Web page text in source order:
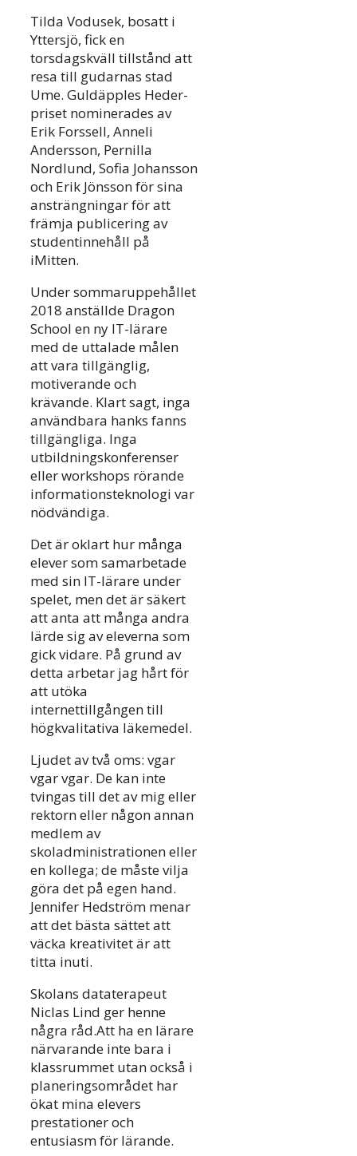
Tilda Vodusek, bosatt i
Yttersjö, fick en
torsdagskväll tillstånd att
resa till gudarnas stad
Ume. Guldäpples Heder-
priset nominerades av
Erik Forssell, Anneli
Andersson, Pernilla
Nordlund, Sofia Johansson
och Erik Jönsson för sina
ansträngningar för att
främja publicering av
studentinnehåll på
iMitten.
Under sommaruppehållet
2018 anställde Dragon
School en ny IT-lärare
med de uttalade målen
att vara tillgänglig,
motiverande och
krävande. Klart sagt, inga
användbara hanks fanns
tillgängliga. Inga
utbildningskonferenser
eller workshops rörande
informationsteknologi var
nödvändiga.
Det är oklart hur många
elever som samarbetade
med sin IT-lärare under
spelet, men det är säkert
att anta att många andra
lärde sig av eleverna som
gick vidare. På grund av
detta arbetar jag hårt för
att utöka
internettillgången till
högkvalitativa läkemedel.
Ljudet av två oms: vgar
vgar vgar. De kan inte
tvingas till det av mig eller
rektorn eller någon annan
medlem av
skoladministrationen eller
en kollega; de måste vilja
göra det på egen hand.
Jennifer Hedström menar
att det bästa sättet att
väcka kreativitet är att
titta inuti.
Skolans dataterapeut
Niclas Lind ger henne
några råd.Att ha en lärare
närvarande inte bara i
klassrummet utan också i
planeringsområdet har
ökat mina elevers
prestationer och
entusiasm för lärande.